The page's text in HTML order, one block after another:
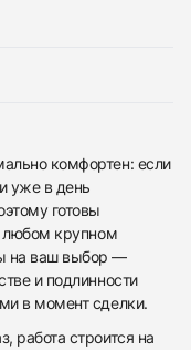
комфортен: если
уже в день
готовы
любом крупном
на ваш выбор —
и подлинности
в момент сделки.
работа строится на